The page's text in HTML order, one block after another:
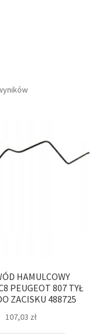
HAMULCOWY
PEUGEOT 807 TYŁ
ZACISKU 488725
107,03 zł